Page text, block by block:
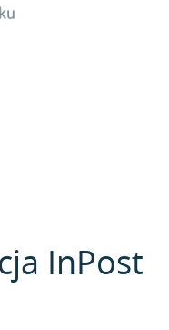
InPost